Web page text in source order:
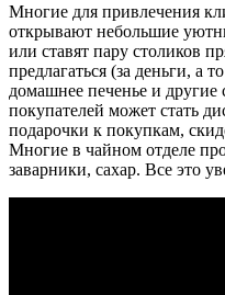
Многие для привлечения
открывают небольшие
или ставят пару столиков
предлагаться (за деньги, а
домашнее печенье и другие
покупателей может стать
подарочки к покупкам,
Многие в чайном отделе
заварники, сахар. Все это